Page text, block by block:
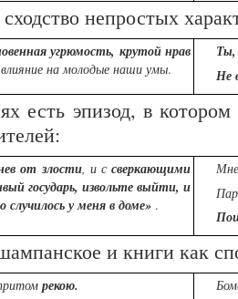
непростых
угрюмость, крутой нрав
влияние на молодые наши умы.
Ты,
Не
есть эпизод, в
от злости, и ссверкающими
государь, извольте выйти, и
у меня в доме» .
и книги как
рекою.